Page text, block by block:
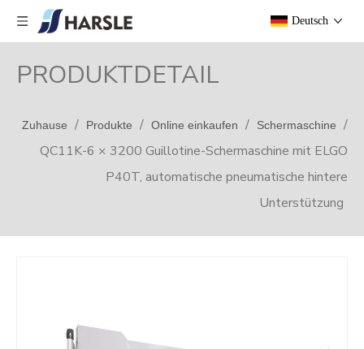
Deutsch
PRODUKTDETAIL
Zuhause / Produkte / Online einkaufen / Schermaschine
/
QC11K-6 × 3200 Guillotine-Schermaschine mit ELGO
P40T, automatische pneumatische hintere
Unterstützung